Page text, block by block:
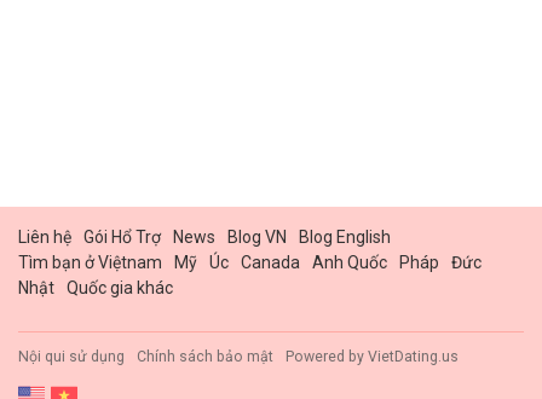
Liên hệ Gói Hổ Trợ News Blog VN
Blog English
Tìm bạn ở Việtnam
Mỹ Úc Canada Anh Quốc Pháp
Đức
Nhật
Quốc gia khác
Nội qui sử dụng Chính sách bảo mật Powered by VietDating.us